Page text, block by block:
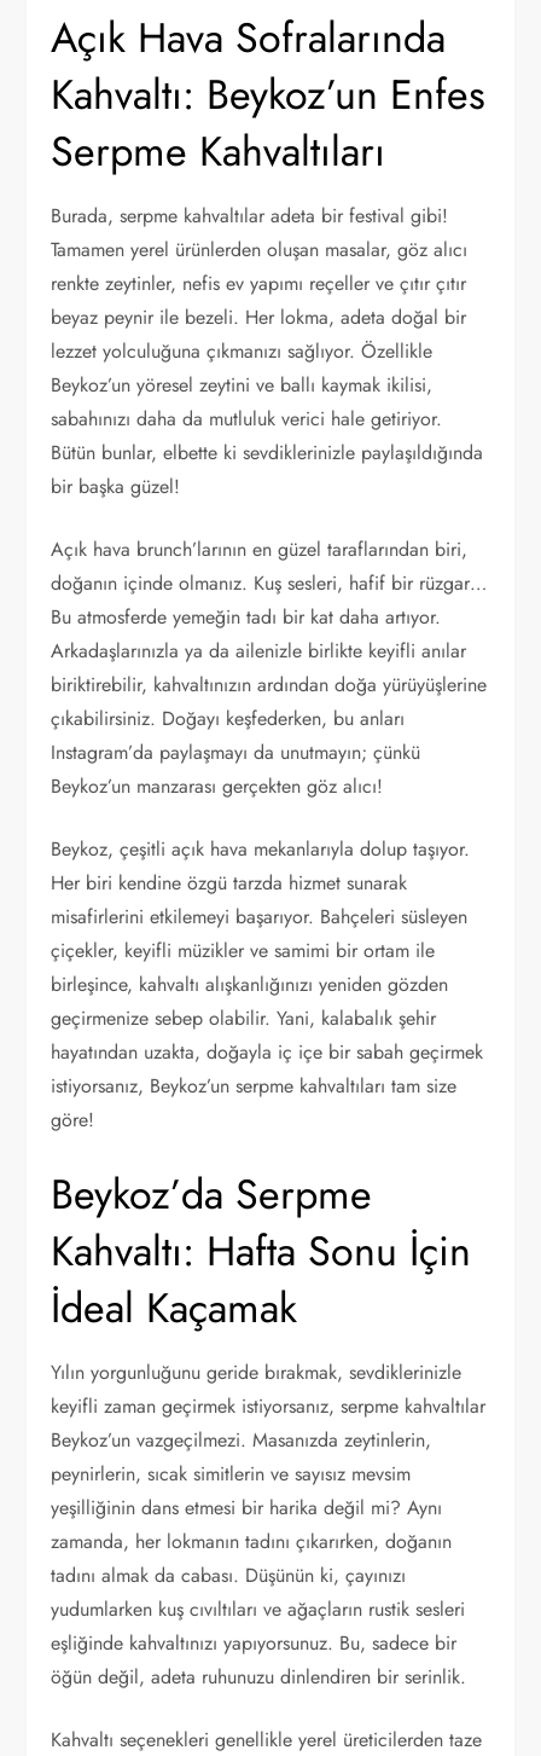
Açık Hava Sofralarında
Kahvaltı: Beykoz’un Enfes
Serpme Kahvaltıları
Burada, serpme kahvaltılar adeta bir festival gibi!
Tamamen yerel ürünlerden oluşan masalar, göz alıcı
renkte zeytinler, nefis ev yapımı reçeller ve çıtır çıtır
beyaz peynir ile bezeli. Her lokma, adeta doğal bir
lezzet yolculuğuna çıkmanızı sağlıyor. Özellikle
Beykoz’un yöresel zeytini ve ballı kaymak ikilisi,
sabahınızı daha da mutluluk verici hale getiriyor.
Bütün bunlar, elbette ki sevdiklerinizle paylaşıldığında
bir başka güzel!
Açık hava brunch’larının en güzel taraflarından biri,
doğanın içinde olmanız. Kuş sesleri, hafif bir rüzgar…
Bu atmosferde yemeğin tadı bir kat daha artıyor.
Arkadaşlarınızla ya da ailenizle birlikte keyifli anılar
biriktirebilir, kahvaltınızın ardından doğa yürüyüşlerine
çıkabilirsiniz. Doğayı keşfederken, bu anları
Instagram’da paylaşmayı da unutmayın; çünkü
Beykoz’un manzarası gerçekten göz alıcı!
Beykoz, çeşitli açık hava mekanlarıyla dolup taşıyor.
Her biri kendine özgü tarzda hizmet sunarak
misafirlerini etkilemeyi başarıyor. Bahçeleri süsleyen
çiçekler, keyifli müzikler ve samimi bir ortam ile
birleşince, kahvaltı alışkanlığınızı yeniden gözden
geçirmenize sebep olabilir. Yani, kalabalık şehir
hayatından uzakta, doğayla iç içe bir sabah geçirmek
istiyorsanız, Beykoz’un serpme kahvaltıları tam size
göre!
Beykoz’da Serpme
Kahvaltı: Hafta Sonu İçin
İdeal Kaçamak
Yılın yorgunluğunu geride bırakmak, sevdiklerinizle
keyifli zaman geçirmek istiyorsanız, serpme kahvaltılar
Beykoz’un vazgeçilmezi. Masanızda zeytinlerin,
peynirlerin, sıcak simitlerin ve sayısız mevsim
yeşilliğinin dans etmesi bir harika değil mi? Aynı
zamanda, her lokmanın tadını çıkarırken, doğanın
tadını almak da cabası. Düşünün ki, çayınızı
yudumlarken kuş cıvıltıları ve ağaçların rustik sesleri
eşliğinde kahvaltınızı yapıyorsunuz. Bu, sadece bir
öğün değil, adeta ruhunuzu dinlendiren bir serinlik.
Kahvaltı seçenekleri genellikle yerel üreticilerden taze